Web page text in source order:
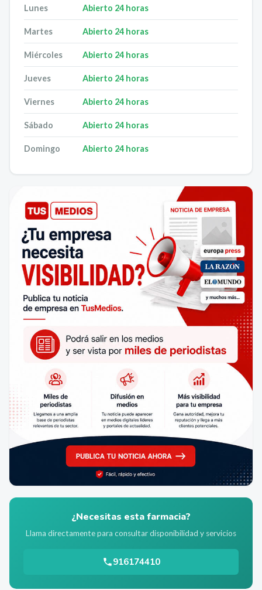
Lunes Abierto 24 horas
Martes Abierto 24 horas
Miércoles Abierto 24 horas
Jueves Abierto 24 horas
Viernes Abierto 24 horas
Sábado Abierto 24 horas
Domingo Abierto 24 horas
¿Necesitas esta farmacia?
Llama directamente para consultar disponibilidad y servicios
916174410